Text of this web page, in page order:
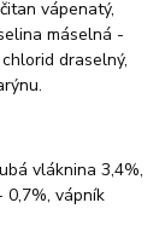
vápenatý,
máselná -
draselný,
vláknina 3,4%,
0,7%, vápník